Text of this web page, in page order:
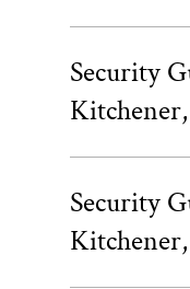
Security
Security